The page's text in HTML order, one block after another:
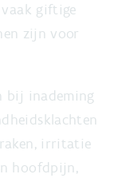
giftige
zijn voor
bij inademing
irritatie
hoofdpijn,